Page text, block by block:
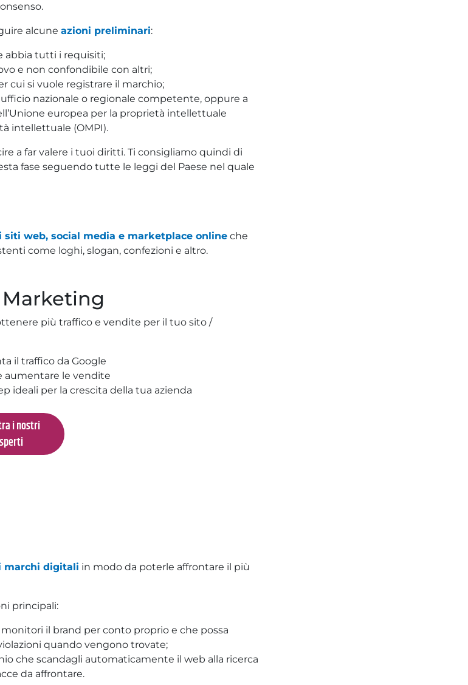
alcune azioni preliminari:
abbia tutti i requisiti;
e non confondibile con altri;
cui si vuole registrare il marchio;
nazionale o regionale competente, oppure a
europea per la proprietà intellettuale
intellettuale (OMPI).
a far valere i tuoi diritti. Ti consigliamo quindi di
fase seguendo tutte le leggi del Paese nel quale
siti web, social media e marketplace online che
come loghi, slogan, confezioni e altro.
più traffico e vendite per il tuo sito /
il traffico da Google
aumentare le vendite
ideali per la crescita della tua azienda
i nostri
marchi digitali in modo da poterle affrontare il più
principali:
il brand per conto proprio e che possa
quando vengono trovate;
che scandagli automaticamente il web alla ricerca
da affrontare.